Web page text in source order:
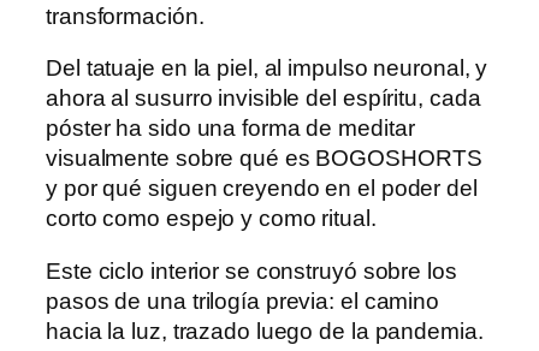
transformación.
Del tatuaje en la piel, al impulso neuronal, y
ahora al susurro invisible del espíritu, cada
póster ha sido una forma de meditar
visualmente sobre qué es BOGOSHORTS
y por qué siguen creyendo en el poder del
corto como espejo y como ritual.
Este ciclo interior se construyó sobre los
pasos de una trilogía previa: el camino
hacia la luz, trazado luego de la pandemia.